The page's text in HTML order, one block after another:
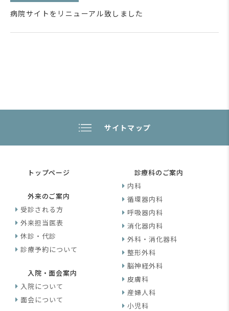
病院サイトをリニューアル致しました
サイトマップ
トップページ
外来のご案内
受診される方
外来担当医表
休診・代診
診療予約について
入院・面会案内
入院について
面会について
診療科のご案内
内科
循環器内科
呼吸器内科
消化器内科
外科・消化器科
整形外科
脳神経外科
皮膚科
産婦人科
小児科